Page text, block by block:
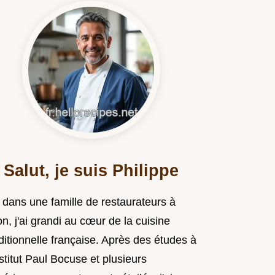
Salut, je suis Philippe
dans une famille de restaurateurs à
j'ai grandi au cœur de la cuisine
française. Après des études à
Paul Bocuse et plusieurs